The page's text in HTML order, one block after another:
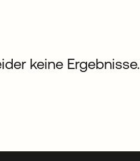
keine